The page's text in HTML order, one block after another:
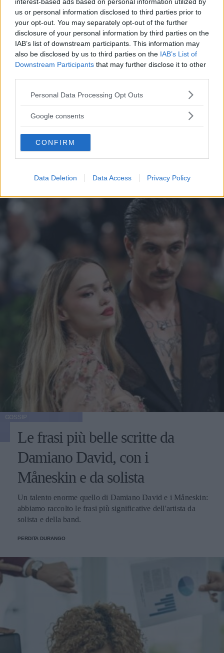
us or personal information disclosed to third parties prior to
your opt-out. You may separately opt-out of the further
disclosure of your personal information by third parties on the
IAB’s list of downstream participants. This information may
also be disclosed by us to third parties on the IAB’s List of
Downstream Participants that may further disclose it to other
Please note that this website/app uses one or more Google
not limited to your visit or usage behaviour. You may click to
use your data for below specified purposes in below Google
consent section.
Personal Data Processing Opt Outs
Google consents
CONFIRM
Data Deletion Data Access Privacy Policy
Tailleur cerimonia 2025
economici: i più belli di Zara,
Zalando, H&M, Mango e altri
Da Zara a H&M, passando per Mango e Stradivarius: la
bella stagione alle porte significa solo una cosa,
"cerimonie" e per arrivarci al meglio si può dare
un'occhiata nella sezione tailleur di questi brand.
Le frasi più belle scritte da
Damiano David, con i
Måneskin e da solista
Un talento enorme quello di Damiano David e i Måneskin:
abbiamo raccolto le frasi più significative dell'artista da
solista e della band.
PERDITA DURANGO